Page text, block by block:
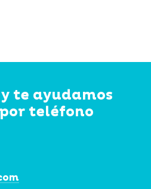
te ayudamos
teléfono